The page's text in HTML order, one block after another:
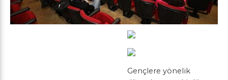
Gençlere yönelik